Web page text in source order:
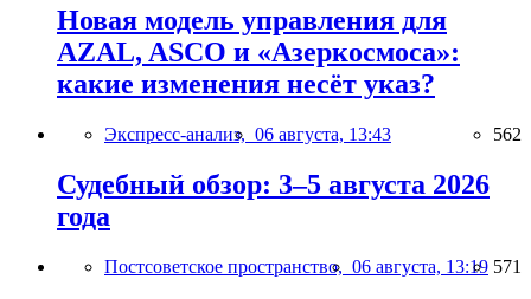
Новая модель управления для
AZAL, ASCO и «Азеркосмоса»:
какие изменения несёт указ?
Экспресс-анализ, 06 августа, 13:43 562
Судебный обзор: 3–5 августа 2026
года
Постсоветское пространство, 06 августа, 13:19 571